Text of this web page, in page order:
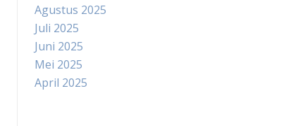
Agustus 2025
Juli 2025
Juni 2025
Mei 2025
April 2025